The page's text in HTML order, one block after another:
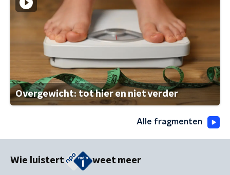
Overgewicht: tot hier en niet verder
Alle fragmenten
Wie luistert weet meer